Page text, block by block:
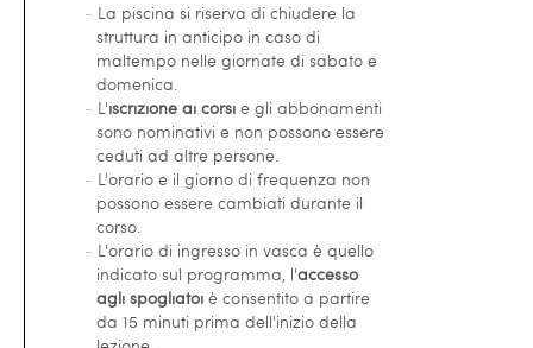
- La piscina si riserva di chiudere la
struttura in anticipo in caso di
maltempo nelle giornate di sabato e
domenica.
- L'iscrizione ai corsi e gli abbonamenti
sono nominativi e non possono essere
ceduti ad altre persone.
- L'orario e il giorno di frequenza non
possono essere cambiati durante il
corso.
- L'orario di ingresso in vasca è quello
indicato sul programma, l'accesso
agli spogliatoi è consentito a partire
da 15 minuti prima dell'inizio della